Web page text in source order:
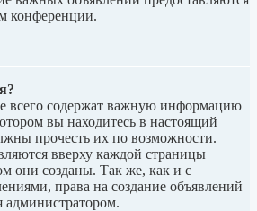
конференции.
всего содержат важную информацию
вы находитесь в настоящий
прочесть их по возможности.
вверху каждой страницы
они созданы. Так же, как и с
права на создание объявлений
администратором.